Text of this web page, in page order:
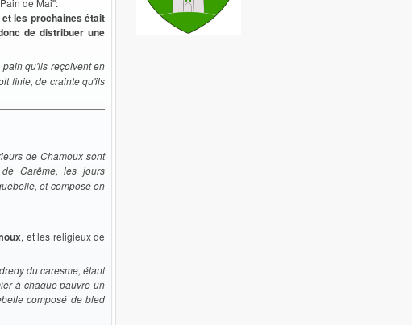
les prochaines était
de distribuer une
qu'ils reçoivent en
finie, de crainte qu'ils
de Chamoux sont
Carême, les jours
et composé en
, et les religieux de
du caresme, étant
à chaque pauvre un
composé de bled